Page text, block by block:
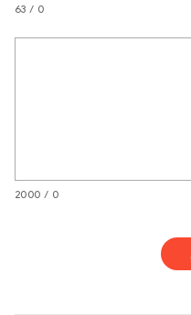
0 / 63
0 / 2000